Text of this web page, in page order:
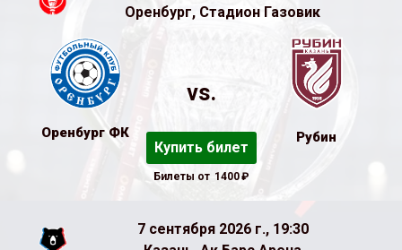
Оренбург, Стадион Газовик
Оренбург ФК
vs.
Купить билет
Билеты от 1400₽
Рубин
7 сентября 2026 г., 19:30